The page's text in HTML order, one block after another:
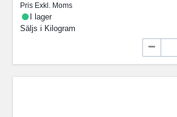
Pris Exkl. Moms
I lager
Säljs i Kilogram